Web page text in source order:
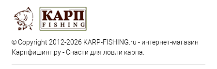
© Copyright 2012-2026 KARP-FISHING.ru - интернет-магазин
Карпфишинг.ру - Снасти для ловли карпа.